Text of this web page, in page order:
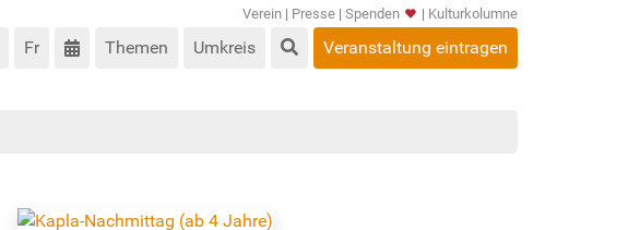
Verein | Presse | Spenden | Kulturkolumne
Fr Themen Umkreis Veranstaltung eintragen